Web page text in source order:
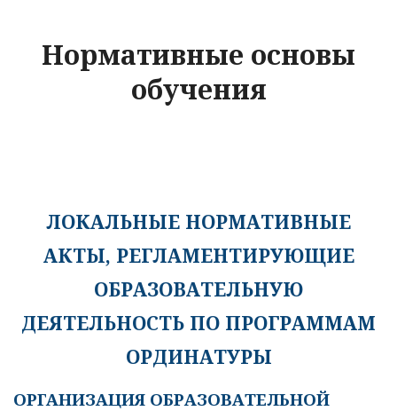
Нормативные основы
обучения
ЛОКАЛЬНЫЕ НОРМАТИВНЫЕ
АКТЫ, РЕГЛАМЕНТИРУЮЩИЕ
ОБРАЗОВАТЕЛЬНУЮ
ДЕЯТЕЛЬНОСТЬ ПО ПРОГРАММАМ
ОРДИНАТУРЫ
ОРГАНИЗАЦИЯ ОБРАЗОВАТЕЛЬНОЙ